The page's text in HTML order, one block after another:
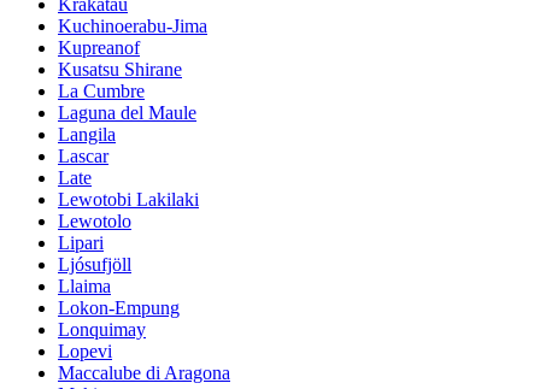
Krakatau
Kuchinoerabu-Jima
Kupreanof
Kusatsu Shirane
La Cumbre
Laguna del Maule
Langila
Lascar
Late
Lewotobi Lakilaki
Lewotolo
Lipari
Ljósufjöll
Llaima
Lokon-Empung
Lonquimay
Lopevi
Maccalube di Aragona